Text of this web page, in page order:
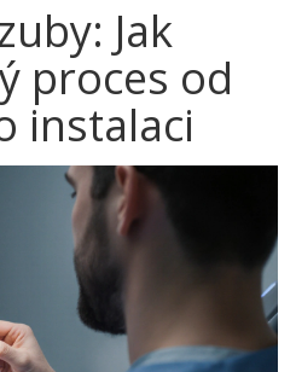
Jak
proces od
instalaci